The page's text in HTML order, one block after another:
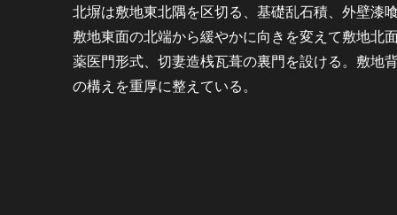
北塀は敷地東北隅を区切る、基礎乱石積、外壁漆
敷地東面の北端から緩やかに向きを変えて敷地北
薬医門形式、切妻造桟瓦葺の裏門を設ける。敷地
の構えを重厚に整えている。